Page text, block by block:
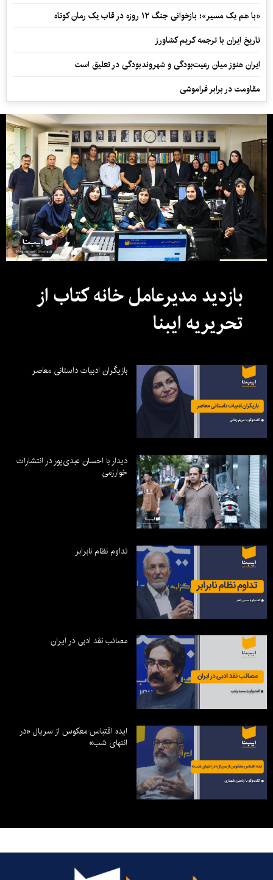
«با هم یک مسیر»؛ بازخوانی جنگ ۱۲ روزه در قاب یک رمان کوتاه
تاریخ ایران با ترجمه کریم کشاورز
ایران هنوز میان رعیت‌بودگی و شهروندبودگی در تعلیق است
مقاومت در برابر فراموشی
بازدید مدیرعامل خانه کتاب از
تحریریه ایبنا
بازیگران ادبیات داستانی معاصر
دیدار با احسان عبدی‌پور در انتشارات
خوارزمی
تداوم نظام نابرابر
مصائب نقد ادبی در ایران
ایده اقتباس معکوس از سریال «در
انتهای شب»